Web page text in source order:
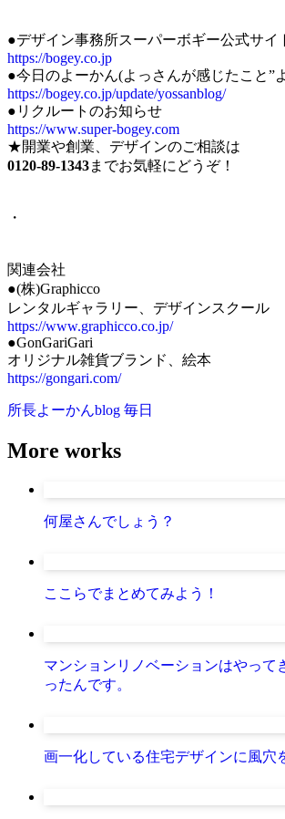
●デザイン事務所スーパーボギー公式サイ
https://bogey.co.jp
●今日のよーかん(よっさんが感じたこと”
https://bogey.co.jp/update/yossanblog/
●リクルートのお知らせ
https://www.super-bogey.com
★開業や創業、デザインのご相談は
0120-89-1343までお気軽にどうぞ！
・
関連会社
●(株)Graphicco
レンタルギャラリー、デザインスクール
https://www.graphicco.co.jp/
●GonGariGari
オリジナル雑貨ブランド、絵本
https://gongari.com/
所長よーかんblog 毎日
More works
何屋さんでしょう？
ここらでまとめてみよう！
マンションリノベーションはやって
ったんです。
画一化している住宅デザインに風穴